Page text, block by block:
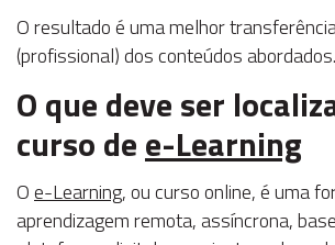
O resultado é uma melhor
(profissional) dos conteúdos abordados.
O que deve ser
curso dee-Learning
Oe-Learning, ou curso online, é uma
aprendizagem remota, assíncrona,